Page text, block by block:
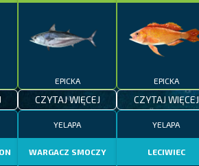
EPICKA
CZYTAJ WIĘCEJ
EPICKA
CZYTAJ WIĘCEJ
YELAPA
WARGACZ SMOCZY
YELAPA
LECIWIEC